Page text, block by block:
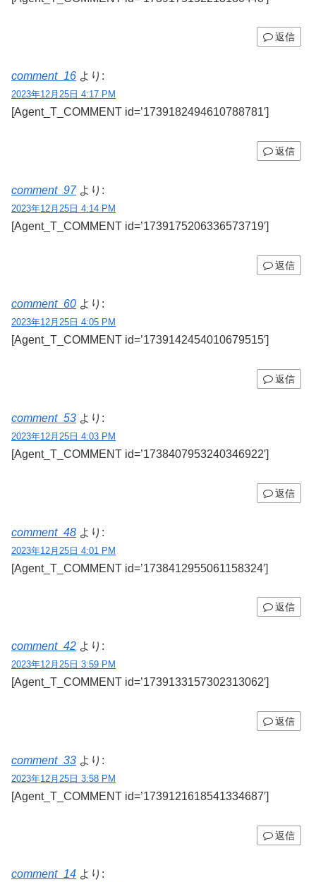
返信
comment_16 より:
2023年12月25日 4:17 PM
[Agent_T_COMMENT id=’1739182494610788781′]
返信
comment_97 より:
2023年12月25日 4:14 PM
[Agent_T_COMMENT id=’1739175206336573719′]
返信
comment_60 より:
2023年12月25日 4:05 PM
[Agent_T_COMMENT id=’1739142454010679515′]
返信
comment_53 より:
2023年12月25日 4:03 PM
[Agent_T_COMMENT id=’1738407953240346922′]
返信
comment_48 より:
2023年12月25日 4:01 PM
[Agent_T_COMMENT id=’1738412955061158324′]
返信
comment_42 より:
2023年12月25日 3:59 PM
[Agent_T_COMMENT id=’1739133157302313062′]
返信
comment_33 より:
2023年12月25日 3:58 PM
[Agent_T_COMMENT id=’1739121618541334687′]
返信
comment_14 より: